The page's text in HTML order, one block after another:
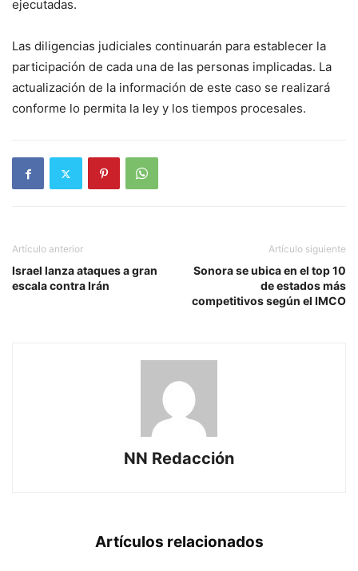
ejecutadas.
Las diligencias judiciales continuarán para establecer la
participación de cada una de las personas implicadas. La
actualización de la información de este caso se realizará
conforme lo permita la ley y los tiempos procesales.
Artículo anterior
Israel lanza ataques a gran
escala contra Irán
Artículo siguiente
Sonora se ubica en el top 10
de estados más
competitivos según el IMCO
NN Redacción
Artículos relacionados